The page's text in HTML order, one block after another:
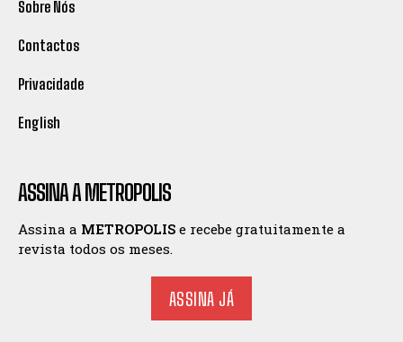
Sobre Nós
Contactos
Privacidade
English
ASSINA A METROPOLIS
Assina a METROPOLIS e recebe gratuitamente a
revista todos os meses.
ASSINA JÁ